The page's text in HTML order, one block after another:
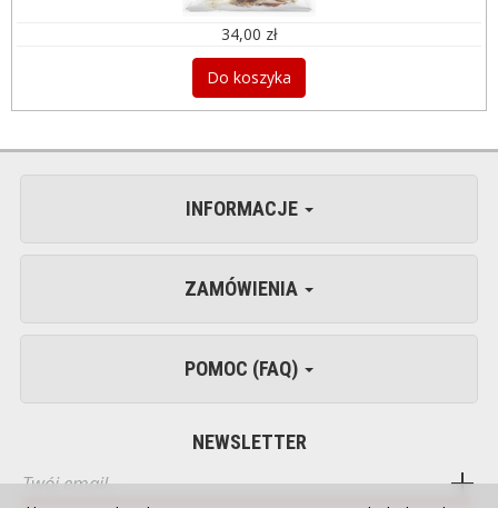
34,00 zł
Do koszyka
INFORMACJE
ZAMÓWIENIA
POMOC (FAQ)
NEWSLETTER